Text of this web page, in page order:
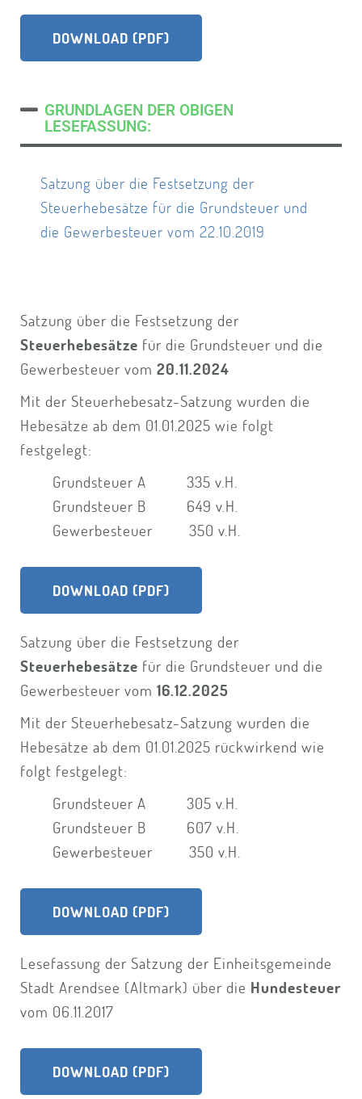
DOWNLOAD (PDF)
GRUNDLAGEN DER OBIGEN
LESEFASSUNG:
Satzung über die Festsetzung der
Steuerhebesätze für die Grundsteuer und
die Gewerbesteuer vom 22.10.2019
Satzung über die Festsetzung der
Steuerhebesätze für die Grundsteuer und die
Gewerbesteuer vom 20.11.2024
Mit der Steuerhebesatz-Satzung wurden die
Hebesätze ab dem 01.01.2025 wie folgt
festgelegt:
Grundsteuer A 335 v.H.
Grundsteuer B 649 v.H.
Gewerbesteuer 350 v.H.
DOWNLOAD (PDF)
Satzung über die Festsetzung der
Steuerhebesätze für die Grundsteuer und die
Gewerbesteuer vom 16.12.2025
Mit der Steuerhebesatz-Satzung wurden die
Hebesätze ab dem 01.01.2025 rückwirkend wie
folgt festgelegt:
Grundsteuer A 305 v.H.
Grundsteuer B 607 v.H.
Gewerbesteuer 350 v.H.
DOWNLOAD (PDF)
Lesefassung der Satzung der Einheitsgemeinde
Stadt Arendsee (Altmark) über die Hundesteuer
vom 06.11.2017
DOWNLOAD (PDF)